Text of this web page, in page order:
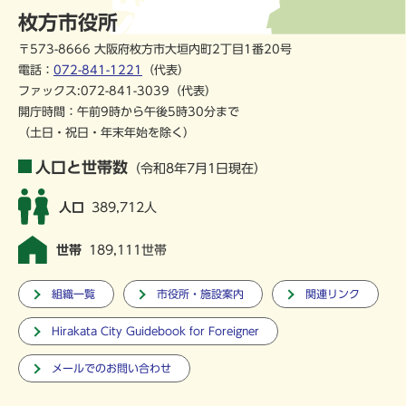
枚方市役所
〒573-8666 大阪府枚方市大垣内町2丁目1番20号
電話： 072-841-1221
（代表）
ファックス:072-841-3039（代表）
開庁時間：午前9時から午後5時30分まで
（土日・祝日・年末年始を除く）
人口と世帯数 （令和8年7月1日現在）
人口 389,712人
世帯 189,111世帯
組織一覧 市役所・施設案内 関連リンク
Hirakata City Guidebook for Foreigner
メールでのお問い合わせ